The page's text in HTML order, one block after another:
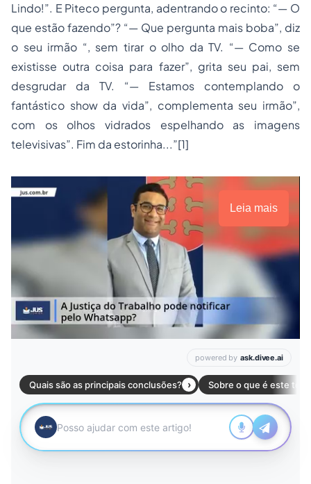
Lindo!”. E Piteco pergunta, adentrando o recinto: “— O
que estão fazendo”? “— Que pergunta mais boba”, diz
o seu irmão “, sem tirar o olho da TV. “— Como se
existisse outra coisa para fazer”, grita seu pai, sem
desgrudar da TV. “— Estamos contemplando o
fantástico show da vida”, complementa seu irmão”,
com os olhos vidrados espelhando as imagens
televisivas”. Fim da estorinha...”[1]
Leia mais